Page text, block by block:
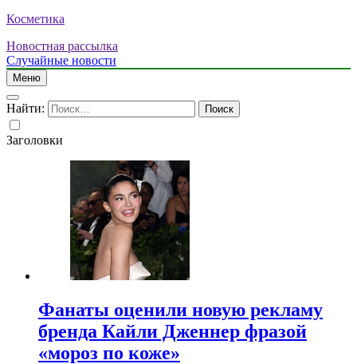
Косметика
Новостная рассылка
Случайные новости
Меню
Найти:
Заголовки
Фанаты оценили новую рекламу
бренда Кайли Дженнер фразой
«мороз по коже»